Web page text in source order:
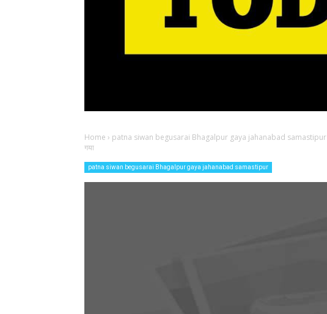
Home › patna siwan begusarai Bhagalpur gaya jahanabad samastipur
गया
patna siwan begusarai Bhagalpur gaya jahanabad samastipur